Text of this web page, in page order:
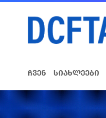
ჩვენ სიახლეები